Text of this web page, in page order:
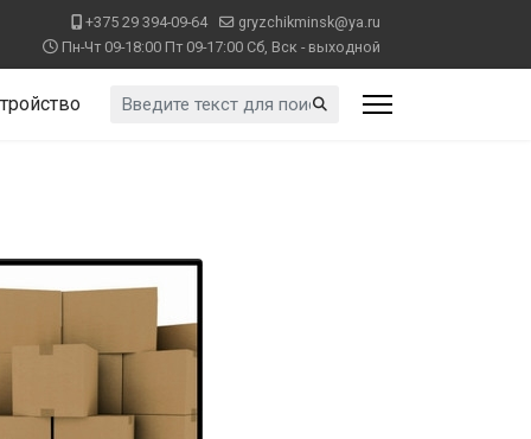
+375 29 394-09-64
gryzchikminsk@ya.ru
Пн-Чт 09-18:00 Пт 09-17:00 Сб, Вск - выходной
Искать...